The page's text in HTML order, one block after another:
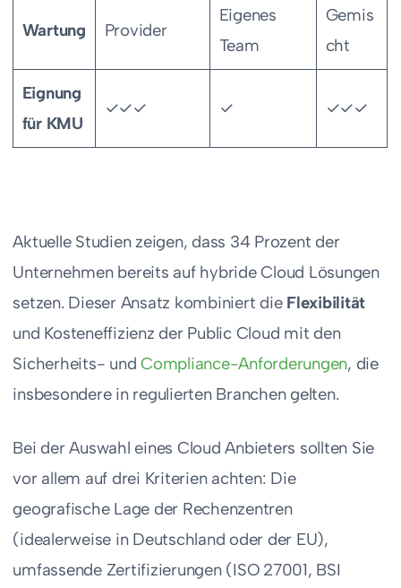
Wartung Provider
Eigenes
Team
Gemis
cht
Eignung
für KMU
✓✓✓ ✓ ✓✓✓
Aktuelle Studien zeigen, dass 34 Prozent der
Unternehmen bereits auf hybride Cloud Lösungen
setzen. Dieser Ansatz kombiniert die Flexibilität
und Kosteneffizienz der Public Cloud mit den
Sicherheits- undCompliance-Anforderungen, die
insbesondere in regulierten Branchen gelten.
Bei der Auswahl eines Cloud Anbieters sollten Sie
vor allem auf drei Kriterien achten: Die
geografische Lage der Rechenzentren
(idealerweise in Deutschland oder der EU),
umfassende Zertifizierungen (ISO 27001, BSI